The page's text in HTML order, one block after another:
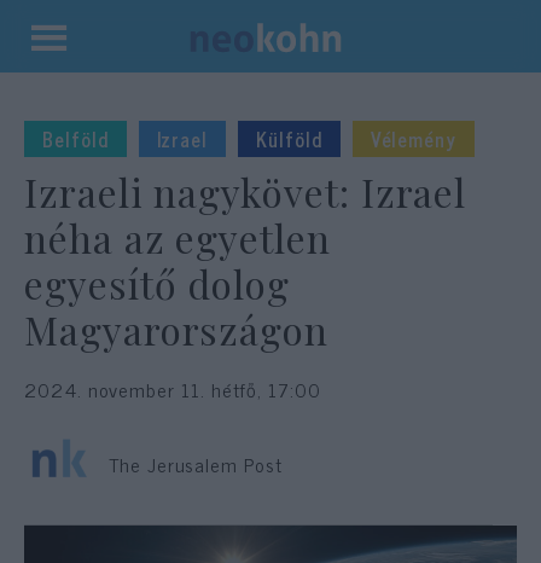
Kilépés
tartalomba
Belföld Izrael Külföld Vélemény
Izraeli nagykövet: Izrael
néha az egyetlen
egyesítő dolog
Magyarországon
2024. november 11. hétfő, 17:00
The Jerusalem Post